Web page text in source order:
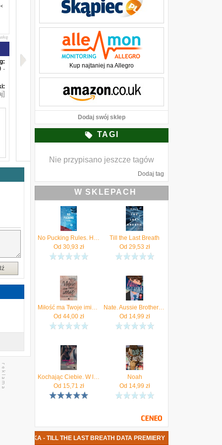
- Kup najtaniej na Allegro
Dodaj swój sklep
TAGI
Nie przypisano jeszcze tagów
Dodaj tag
W SKLEPACH
No Pucking Rules. Hockey Guys
Od 30,93 zł
Till the Last Breath
Od 29,53 zł
Miłość ma Twoje imię - Karolina Zielińska (E-book)
Od 44,00zł
Nate. Aussie Brothers #2 (ebook)
Od 14,99 zł
Kochając Ciebie. W labiryncie doznań. Tom 3
Od 15,71 zł
Noah
Od 14,99 zł
ZIELIŃSKA - TILL THE LAST BREATH DATA PREMIERY